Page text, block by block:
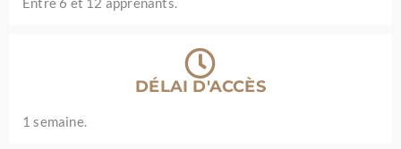
DÉLAI D'ACCÈS
1 semaine.